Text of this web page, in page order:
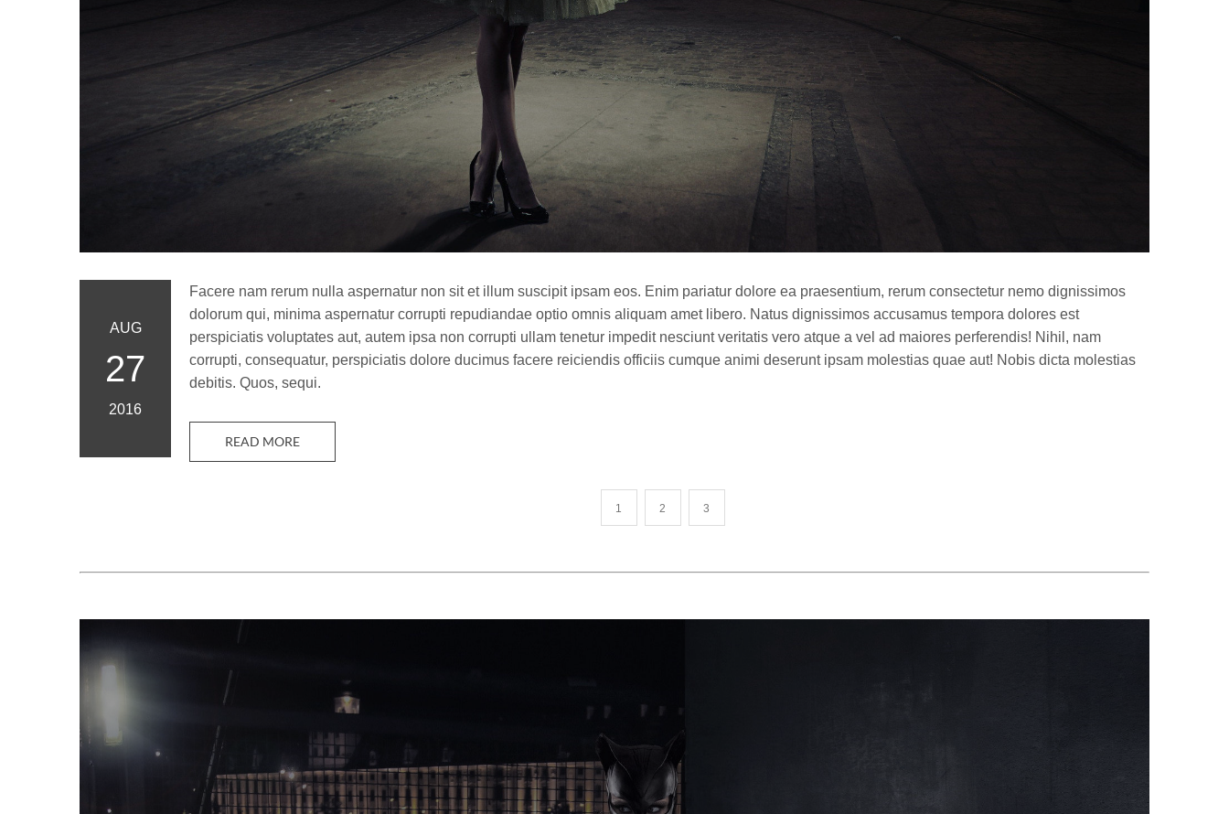
AUG
27
2016
Facere nam rerum nulla aspernatur non sit et illum suscipit ipsam eos. Enim pariatur dolore ea praesentium, rerum consectetur nemo dignissimos
dolorum qui, minima aspernatur corrupti repudiandae optio omnis aliquam amet libero. Natus dignissimos accusamus tempora dolores est
perspiciatis voluptates aut, autem ipsa non corrupti ullam tenetur impedit nesciunt veritatis vero atque a vel ad maiores perferendis! Nihil, nam
corrupti, consequatur, perspiciatis dolore ducimus facere reiciendis officiis cumque animi deserunt ipsam molestias quae aut! Nobis dicta molestias
debitis. Quos, sequi.
READ MORE
1 2 3